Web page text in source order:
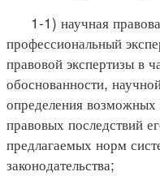
1-1) научная
профессиональный
правовой экспертизы в
обоснованности,
определения
правовых последствий
предлагаемых норм
законодательства;